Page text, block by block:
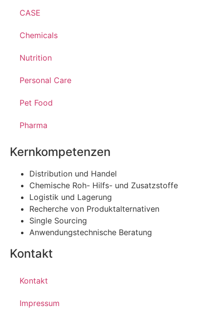
CASE
Chemicals
Nutrition
Personal Care
Pet Food
Pharma
Kernkompetenzen
Distribution und Handel
Chemische Roh- Hilfs- und Zusatzstoffe
Logistik und Lagerung
Recherche von Produktalternativen
Single Sourcing
Anwendungstechnische Beratung
Kontakt
Kontakt
Impressum